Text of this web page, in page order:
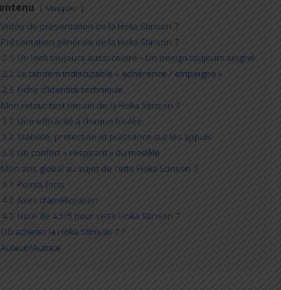
Masquer
Vidéo de présentation de la Hoka Stinson 7
Présentation générale de la Hoka Stinson 7
2.1 Un look toujours aussi coloré – Un design toujours soigné
2.2 Le tandem indiscutable « adhérence / empeigne »
2.3 Fiche d’identité technique
Mon retour test terrain de la Hoka Stinson 7
3.1 Une efficacité à chaque foulée…
3.2 Stabilité, protection et puissance sur les appuis
3.3 Un confort « respirant » du modèle
Mon avis global au sujet de cette Hoka Stinson 7
4.1 Points forts
4.2 Axes d’amélioration
4.3 Note de 4.5/5 pour cette Hoka Stinson 7
Où acheter la Hoka Stinson 7 ?
Auteur/Autrice